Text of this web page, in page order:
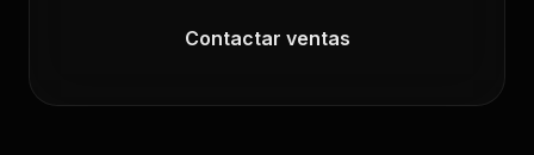
Contactar ventas